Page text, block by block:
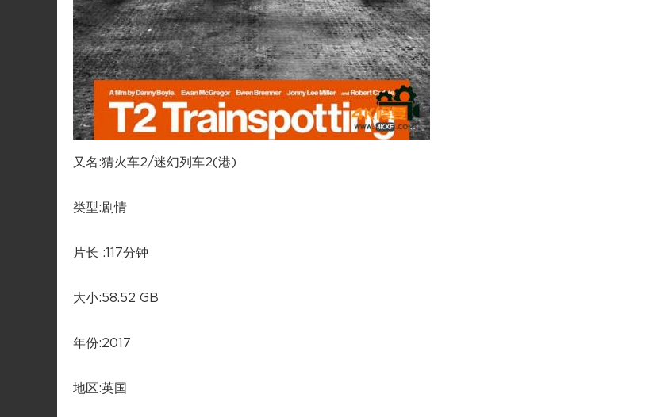
又名:猜火车2/迷幻列车2(港)
类型:剧情
片长 :117分钟
大小:58.52 GB
年份:2017
地区:英国